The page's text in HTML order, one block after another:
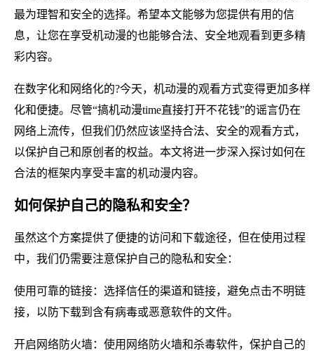
最为理智和安全的选择。希望本文能够为您提供有用的信
息，让您在享受机动漫的也能够合法、安全地观看到更多精
彩内容。
在数字化和网络化的?今天，机动漫的观看方式变得更加多样
化和便捷。尽管“搞机动漫time直接打开不花钱”的谣言仍在
网络上流传，但我们仍然应该坚持合法、安全的观看方式，
以保护自己和原创者的权益。本文将进一步深入探讨如何在
合法的框架内享受丰富的机动漫内容。
如何保护自己的隐私和安全？
虽然这个方案提供了便捷的访问和下载途径，但在使用过程
中，我们仍需要注意保护自己的隐私和安全：
使用可靠的链接：选择信任的渠道和链接，避免点击不明链
接，以防下载到含有病毒或恶意软件的文件。
开启网络防火墙：使用网络防火墙和杀毒软件，保护自己的